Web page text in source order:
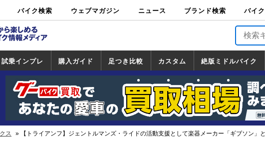
バイク検索
中古バイ
ク・新車検
カタログ検
索
ショップ検
索
ウェブマガジン ニュース ブランド検索 バイ
バイ
試乗インプレ
試乗インプレ
一覧
ホンダ
ヤマハ
スズキ
カワサキ
ハーレー
BMW
トライアンフ
ドゥカティ
購入ガイド
一覧
足つき比較 カスタム
カスタム
一覧
ホンダ
ヤマハ
スズキ
カワサキ
絶版ミドルバイク
絶版ミドルバイク
一覧
ホンダ
ヤマハ
スズキ
カワサキ
道の駅調査隊
ツーリング情報局
日本の道50選
国道めぐり
林道ツーリング
ス 【トライアンフ】ジェントルマンズ・ライドの活動支援として楽器メーカー「ギブソン」